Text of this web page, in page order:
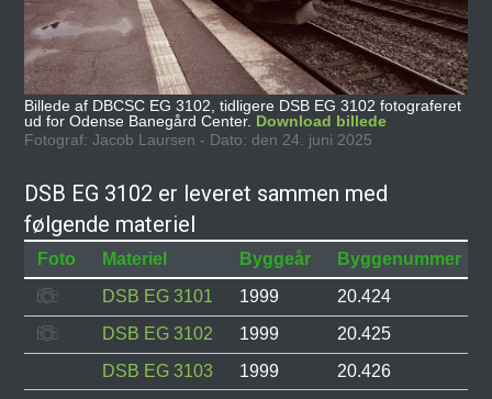
Billede af DBCSC EG 3102, tidligere DSB EG 3102 fotograferet
ud for Odense Banegård Center. Download billede
Fotograf: Jacob Laursen - Dato: den 24. juni 2025
DSB EG 3102 er leveret sammen med
følgende materiel
Foto Materiel Byggeår Byggenummer
DSB EG 3101
1999 20.424
DSB EG 3102
1999 20.425
DSB EG 3103
1999 20.426